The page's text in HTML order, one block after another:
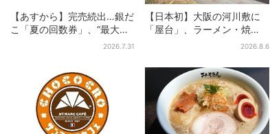
【あすから】完売続出…銀だ
こ「夏の回数券」、“最大
2811円”お得に！数量限定で
2026.7.31
【日本初】大阪の河川敷に
「屋台」、ラーメン・焼
肉・しゃぶしゃぶ・カフェ
2026.8.6